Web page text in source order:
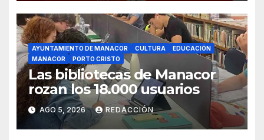
AYUNTAMIENTO DE MANACOR CULTURA
EDUCACIÓN
MANACOR
PORTO CRISTO
Las bibliotecas de Manacor
rozan los 18.000 usuarios
AGO 5, 2026 REDACCIÓN